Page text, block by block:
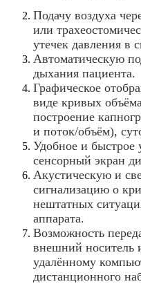
Подачу воздуха
или
утечек давления в
Автоматическую
дыхания пациента.
Графическое
виде кривых
построение
и поток/объём),
Удобное и быстрое
сенсорный экран
Акустическую и
сигнализацию о
нештатных
аппарата.
Возможность
внешний носитель
удалённому
дистанционного